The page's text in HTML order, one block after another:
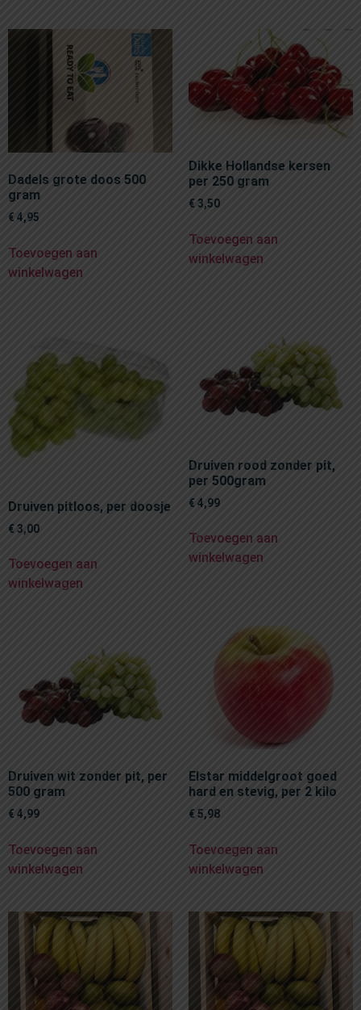
Dadels grote doos 500
gram
€ 4,95
Toevoegen aan
winkelwagen
Dikke Hollandse kersen
per 250 gram
€ 3,50
Toevoegen aan
winkelwagen
Druiven pitloos, per doosje
€ 3,00
Toevoegen aan
winkelwagen
Druiven rood zonder pit,
per 500gram
€ 4,99
Toevoegen aan
winkelwagen
Druiven wit zonder pit, per
500 gram
€ 4,99
Toevoegen aan
winkelwagen
Elstar middelgroot goed
hard en stevig, per 2 kilo
€5,98
Toevoegen aan
winkelwagen